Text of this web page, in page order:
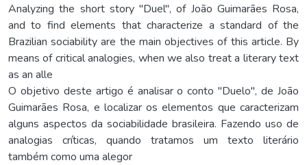
Analyzing the short story "Duel", of João Guimarães Rosa,
and to find elements that characterize a standard of the
Brazilian sociability are the main objectives of this article. By
means of critical analogies, when we also treat a literary text
as an alle
O objetivo deste artigo é analisar o conto "Duelo", de João
Guimarães Rosa, e localizar os elementos que caracterizam
alguns aspectos da sociabilidade brasileira. Fazendo uso de
analogias críticas, quando tratamos um texto literário
também como uma alegor